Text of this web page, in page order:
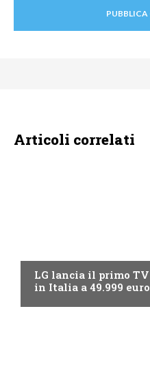
Articoli correlati
LG lancia il primo
in Italia a 49.999 euro